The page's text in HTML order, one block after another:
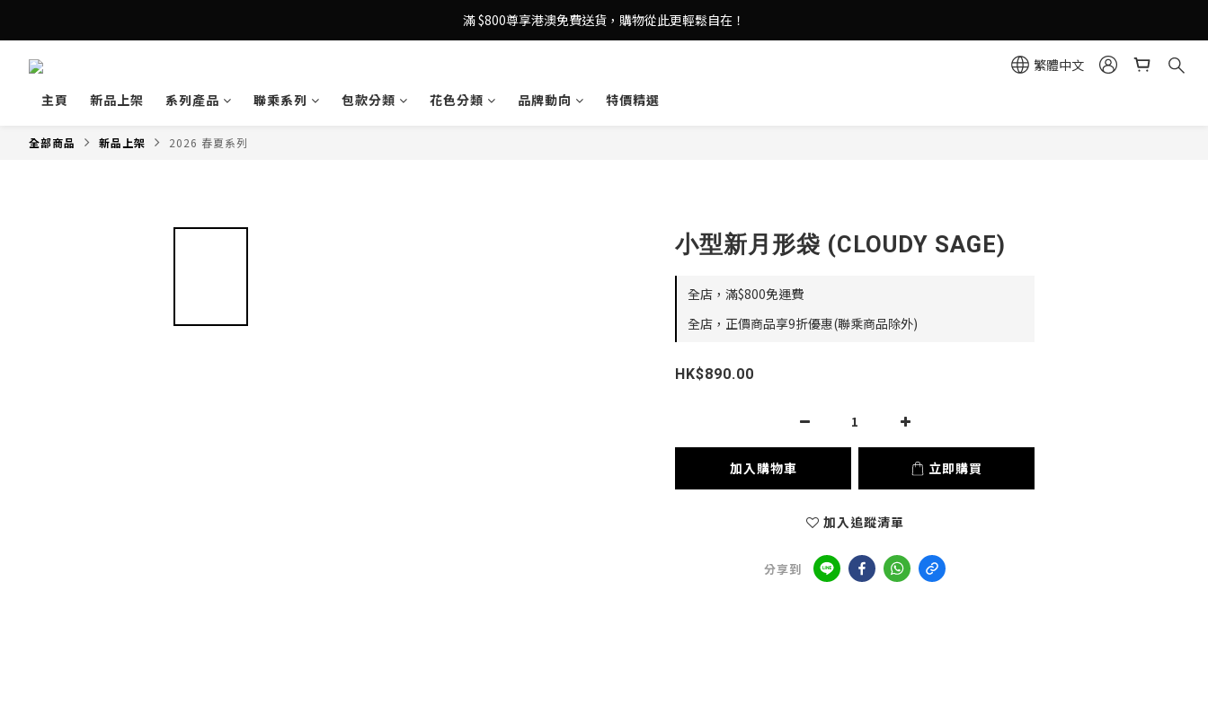
登記成為 LeSportsac網店會員，即享 HK$50 購物金禮遇！
滿 $800尊享港澳免費送貨，購物從此更輕鬆自在！
繁體中文
主頁
新品上架 系列產品 聯乘系列 包款分類 花色分類 品牌動向 特價精選
全部商品 新品上架 2026 春夏系列
小型新月形袋 (CLOUDY SAGE)
全店，滿$800免運費
全店，正價商品享9折優惠(聯乘商品除外)
HK$890.00
加入購物車 立即購買
加入追蹤清單
分享到